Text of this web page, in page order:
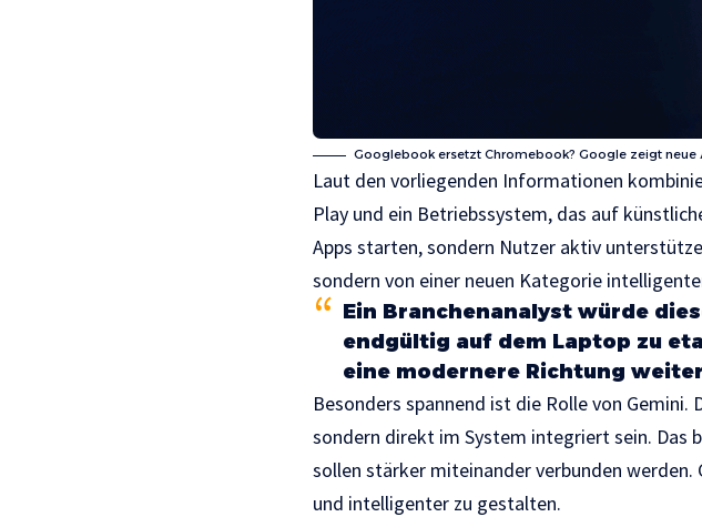
Googlebook ersetzt Chromebook? Google zeigt
Laut den vorliegenden Informationen
Play und ein Betriebssystem, das auf
Apps starten, sondern Nutzer aktiv
sondern von einer neuen Kategorie
Ein Branchenanalyst würde
endgültig auf dem Laptop zu
eine modernere Richtung
Besonders spannend ist die Rolle von
sondern direkt im System integriert sein. Das
sollen stärker miteinander verbunden
und intelligenter zu gestalten.